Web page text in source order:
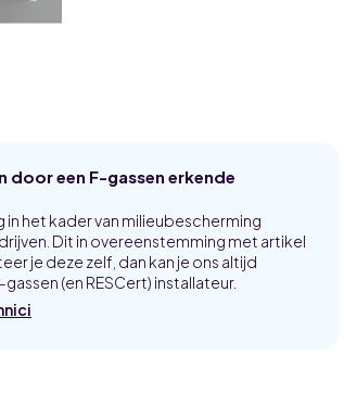
door een F-gassen erkende
het kader van milieubescherming
Dit in overeenstemming met artikel
je deze zelf, dan kan je ons altijd
(en RESCert) installateur.